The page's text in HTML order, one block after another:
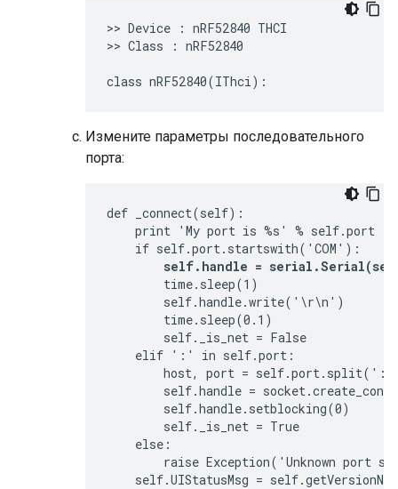
>> Device : nRF52840 THCI
>> Class : nRF52840
Измените параметры последовательного
порта:
def _connect(self):
    print 'My port is %s' % self.port
    if self.port.startswith('COM'):
self.handle =
        time.sleep(1)
        self.handle.write('\r\n')
        time.sleep(0.1)
        self._is_net = False
    elif ':' in self.port:
host, port =
self.handle =
        self.handle.setblocking(0)
        self._is_net = True
    else:
raise Exception('Unknown port
self.UIStatusMsg =